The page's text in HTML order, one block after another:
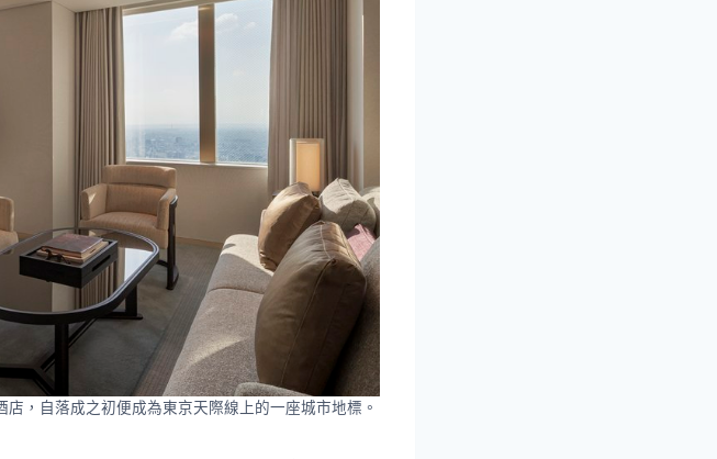
，自落成之初便成為東京天際線上的一座城市地標。